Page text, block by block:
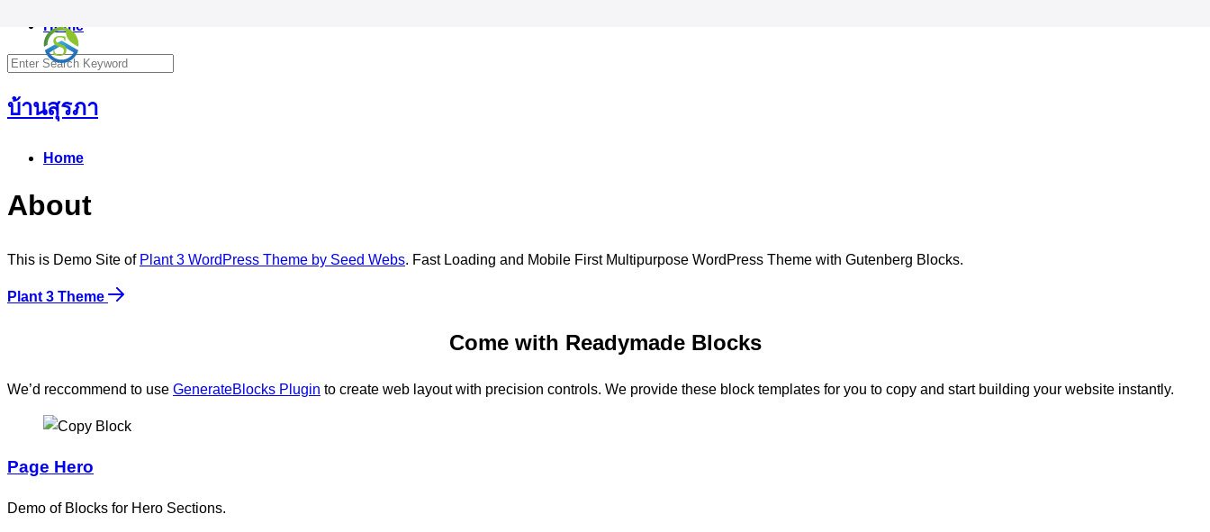
Skip
content
S
บ้านสุรภา
Home
Home
Search
About
This is Demo Site of Plant 3 WordPress Theme by Seed Webs. Fast Loading and Mobile First Multipurpose WordPress Theme with Gutenberg Blocks.
Plant 3 Theme
Come with Readymade Blocks
We’d reccommend to use GenerateBlocks Plugin to create web layout with precision controls. We provide these block templates for you to copy and start building your website instantly.
Page Hero
Demo of Blocks for Hero Sections.